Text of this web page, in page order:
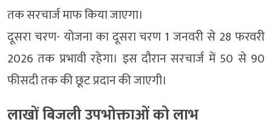
तक सरचार्ज माफ किया जाएगा।
दूसरा चरण- योजना का दूसरा चरण 1 जनवरी से 28 फरवरी
2026 तक प्रभावी रहेगा। इस दौरान सरचार्ज में 50 से 90
फीसदी तक की छूट प्रदान की जाएगी।
लाखों बिजली उपभोक्ताओं को लाभ